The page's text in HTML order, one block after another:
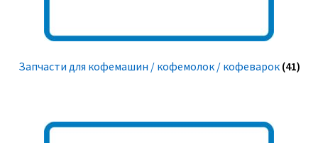
Запчасти для кофемашин / кофемолок / кофеварок (41)